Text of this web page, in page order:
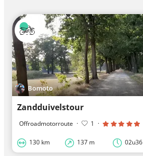
Bomoto
Zandduivelstour
Offroadmotorroute · 1 ·
130 km 137 m 02u36